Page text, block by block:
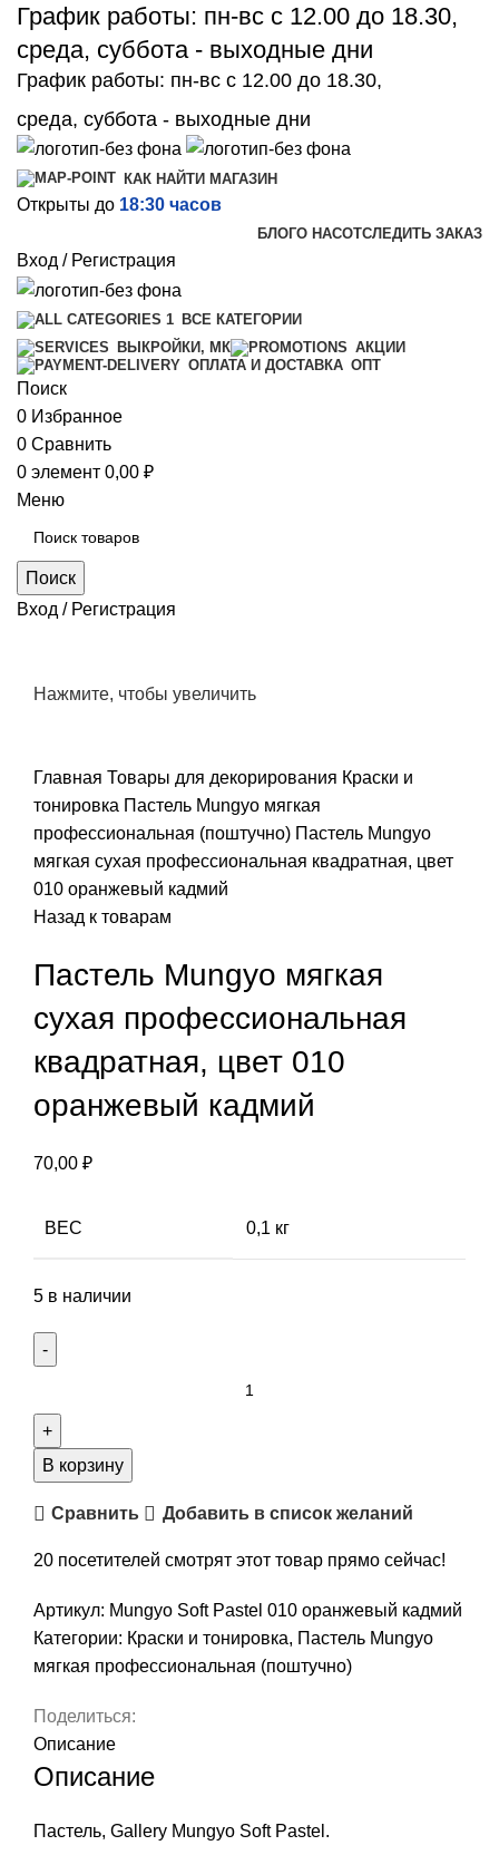
График работы: пн-вс с 12.00 до 18.30,
среда, суббота - выходные дни
График работы: пн-вс с 12.00 до 18.30,
среда, суббота - выходные дни
КАК НАЙТИ МАГАЗИН
Открыты до 18:30 часов
БЛОГО НАСОТСЛЕДИТЬ ЗАКАЗ
Вход / Регистрация
ВСЕ КАТЕГОРИИ
ВЫКРОЙКИ, МК
АКЦИИ
ОПЛАТА И ДОСТАВКА ОПТ
Поиск
0 Избранное
0 Сравнить
0 элемент 0,00 ₽
Меню
Поиск
Вход / Регистрация
Нажмите, чтобы увеличить
Главная Товары для декорирования Краски и
тонировка Пастель Mungyo мягкая
профессиональная (поштучно) Пастель Mungyo
мягкая сухая профессиональная квадратная, цвет
010 оранжевый кадмий
Назад к товарам
Пастель Mungyo мягкая
сухая профессиональная
квадратная, цвет 010
оранжевый кадмий
70,00 ₽
ВЕС 0,1 кг
5 в наличии
Пастель
Mungyo
сухая
цвет
010
оранжевый
В корзину
Сравнить Добавить в список желаний
20 посетителей смотрят этот товар прямо сейчас!
Артикул: Mungyo Soft Pastel 010 оранжевый кадмий
Категории: Краски и тонировка, Пастель Mungyo
мягкая профессиональная (поштучно)
Поделиться:
Описание
Описание
Пастель, Gallery Mungyo Soft Pastel.